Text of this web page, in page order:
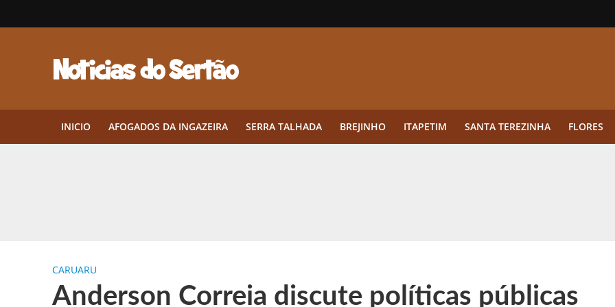
INICIO AFOGADOS DA INGAZEIRA SERRA TALHADA BREJINHO ITAPETIM SANTA TEREZINHA FLORES
Twin lança torneio semanal “Mestres das Rodadas” focado em multiplicadores
CARUARU
Anderson Correia discute políticas públicas